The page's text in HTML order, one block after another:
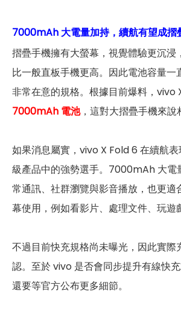
7000mAh 大電量加持，續航有望成摺
摺疊手機擁有大螢幕，視覺體驗更沉浸
比一般直板手機更高。因此電池容量一
非常在意的規格。根據目前爆料，vivo
7000mAh 電池，這對大摺疊手機來說
如果消息屬實，vivo X Fold 6 在續航
級產品中的強勢選手。7000mAh 大電
常通訊、社群瀏覽與影音播放，也更適
幕使用，例如看影片、處理文件、玩遊
不過目前快充規格尚未曝光，因此實際
認。至於 vivo 是否會同步提升有線快
還要等官方公布更多細節。